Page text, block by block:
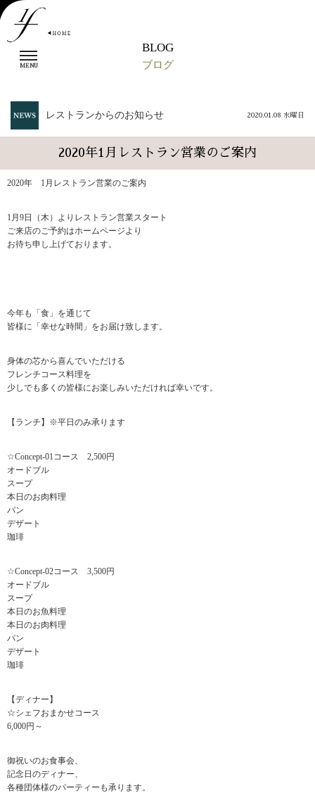
t
o
e
g
t
i
o
MENU
BLOG
ブログ
レストランからのお知らせ 2020.01.08 水曜日
2020年1月レストラン営業のご案内
2020年 1月レストラン営業のご案内
1月9日（木）よりレストラン営業スタート
ご来店のご予約はホームページより
お待ち申し上げております。
今年も「食」を通じて
皆様に「幸せな時間」をお届け致します。
身体の芯から喜んでいただける
フレンチコース料理を
少しでも多くの皆様にお楽しみいただければ幸いです。
【ランチ】※平日のみ承ります
☆Concept-01コース 2,500円
オードブル
スープ
本日のお肉料理
パン
デザート
珈琲
☆Concept-02コース 3,500円
オードブル
スープ
本日のお魚料理
本日のお肉料理
パン
デザート
珈琲
【ディナー】
☆シェフおまかせコース
6,000円～
御祝いのお食事会、
記念日のディナー、
各種団体様のパーティーも承ります。